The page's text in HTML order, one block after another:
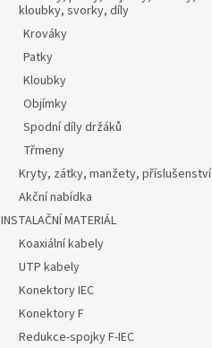
kloubky, svorky, díly
Krováky
Patky
Kloubky
Objímky
Spodní díly držáků
Třmeny
Kryty, zátky, manžety, příslušenství
Akční nabídka
INSTALAČNÍ MATERIÁL
Koaxiální kabely
UTP kabely
Konektory IEC
Konektory F
Redukce-spojky F-IEC